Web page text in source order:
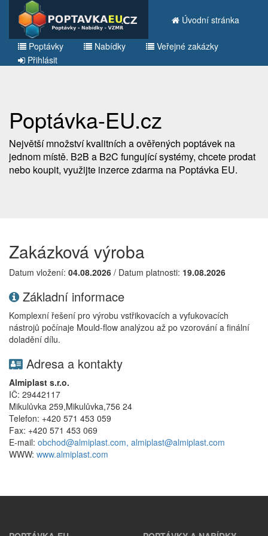
Úvodní stránka
Poptávky Nabídky
Veřejné zakázky
Přihlásit
Poptávka-EU.cz
Největší množství kvalitních a ověřených poptávek na
jednom místě. B2B a B2C fungující systémy, chcete prodat
nebo koupit, využijte inzerce zdarma na Poptávka EU.
Zakázková výroba
Datum vložení: 04.08.2026 / Datum platnosti: 19.08.2026
Základní informace
Komplexní řešení pro výrobu vstřikovacích a vyfukovacích
nástrojů počínaje Mould-flow analýzou až po vzorování a finální
doladění dílu.
Adresa a kontakty
Almiplast s.r.o.
IČ: 29442117
Mikulůvka 259,Mikulůvka,756 24
Telefon: +420 571 453 059
Fax: +420 571 453 069
E-mail: obchod@almiplast.com, almiplast@almiplast.com
WWW: www.almiplast.com